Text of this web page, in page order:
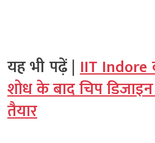
यह भी पढ़ें |IIT Indore
शोध के बाद चिप
तैयार